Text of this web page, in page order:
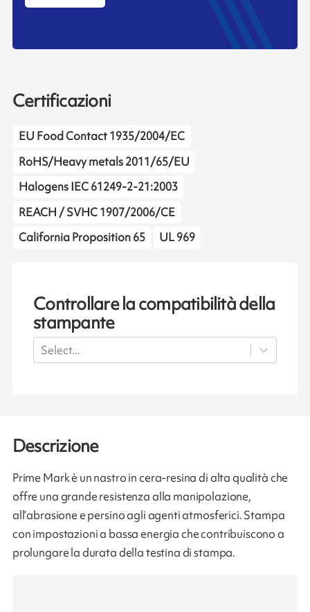
Certificazioni
EU Food Contact 1935/2004/EC
RoHS/Heavy metals 2011/65/EU
Halogens IEC 61249-2-21:2003
REACH / SVHC 1907/2006/CE
California Proposition 65
UL 969
Controllare la compatibilità della
stampante
Select...
Descrizione
Prime Mark è un nastro in cera-resina di alta qualità che
offre una grande resistenza alla manipolazione,
all’abrasione e persino agli agenti atmosferici. Stampa
con impostazioni a bassa energia che contribuiscono a
prolungare la durata della testina di stampa.